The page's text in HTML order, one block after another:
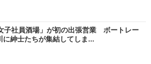
子社員酒場」が初の出張営業 ボートレー
に紳士たちが集結してしま...